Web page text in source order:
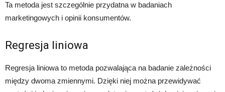
Ta metoda jest szczególnie przydatna w badaniach
marketingowych i opinii konsumentów.
Regresja liniowa
Regresja liniowa to metoda pozwalająca na badanie zależności
między dwoma zmiennymi. Dzięki niej można przewidywać